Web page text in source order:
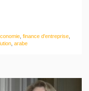
finance d'entreprise
arabe